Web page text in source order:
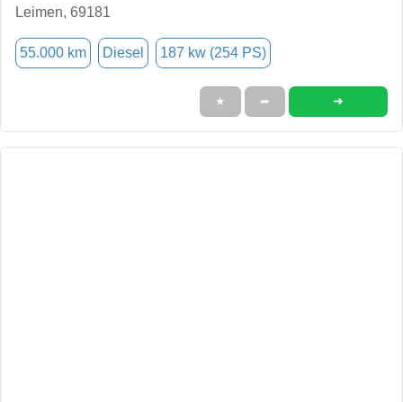
Leimen, 69181
55.000 km Diesel 187 kw (254 PS)
★ ➦ ➜